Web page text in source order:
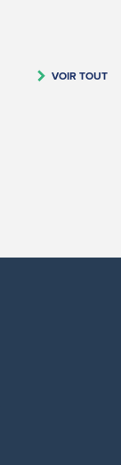
VOIR TOUT